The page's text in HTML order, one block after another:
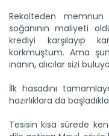
Rekolteden
soğanının maliyeti
krediyi karşılayıp
korkmuştum. Ama
inanın, alıcılar sizi
İlk hasadını
hazırlıklara da
Tesisin kısa sürede